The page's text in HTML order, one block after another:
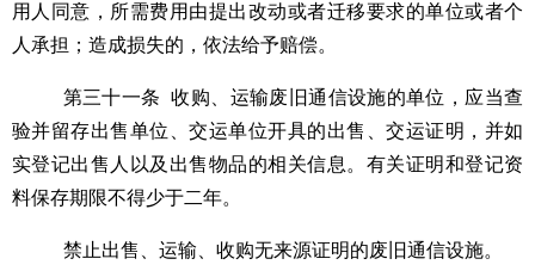
用人同意，所需费用由提出改动或者迁移要求的单位或者个
人承担；造成损失的，依法给予赔偿。
第三十一条
收购、运输废旧通信设施的单位，应当查
验并留存出售单位、交运单位开具的出售、交运证明，并如
实登记出售人以及出售物品的相关信息。有关证明和登记资
料保存期限不得少于二年。
禁止出售、运输、收购无来源证明的废旧通信设施。